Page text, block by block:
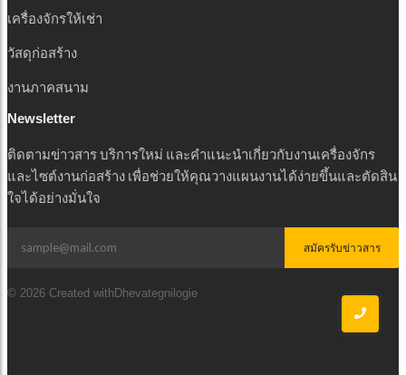
เครื่องจักรให้เช่า
วัสดุก่อสร้าง
งานภาคสนาม
Newsletter
ติดตามข่าวสาร บริการใหม่ และคำแนะนำเกี่ยวกับงานเครื่องจักร
และไซต์งานก่อสร้าง เพื่อช่วยให้คุณวางแผนงานได้ง่ายขึ้นและตัดสิน
ใจได้อย่างมั่นใจ
สมัครรับข่าวสาร
© 2026 Created withDhevategnilogie